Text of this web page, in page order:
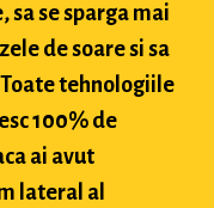
se sparga mai
de soare si sa
tehnologiile
100% de
ai avut
lateral al